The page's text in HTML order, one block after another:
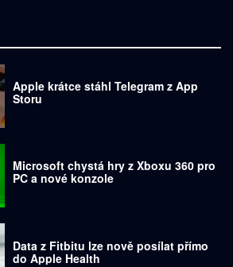
Apple krátce stáhl Telegram z App
Storu
Microsoft chystá hry z Xboxu 360 pro
PC a nové konzole
Data z Fitbitu lze nově posílat přímo
do Apple Health